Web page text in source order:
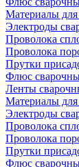
Материалы
Электроды
Проволока
Проволока
Прутки
Флюс
Ленты
Материалы для
Электроды
Проволока
Проволока
Прутки
Флюс